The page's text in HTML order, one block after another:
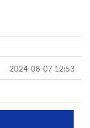
2024-08-07 12:53